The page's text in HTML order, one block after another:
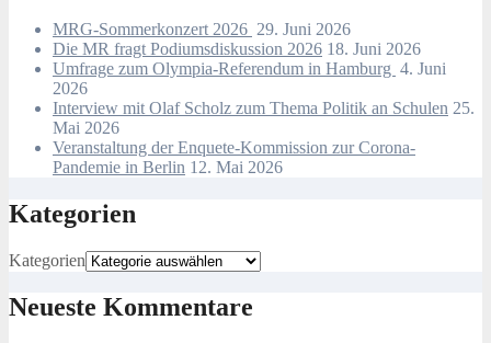
MRG-Sommerkonzert 2026 29. Juni 2026
Die MR fragt Podiumsdiskussion 2026 18. Juni 2026
Umfrage zum Olympia-Referendum in Hamburg 4. Juni
2026
Interview mit Olaf Scholz zum Thema Politik an Schulen 25.
Mai 2026
Veranstaltung der Enquete-Kommission zur Corona-
Pandemie in Berlin 12. Mai 2026
Kategorien
Kategorien
Neueste Kommentare